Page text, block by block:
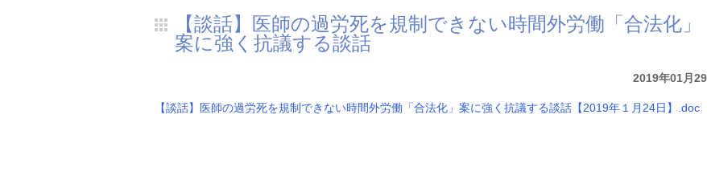
【談話】医師の過労死を規制できない時間外労働「合法化」
案に強く抗議する談話
2019年01月29
【談話】医師の過労死を規制できない時間外労働「合法化」案に強く抗議する談話【2019年１月24日】.doc